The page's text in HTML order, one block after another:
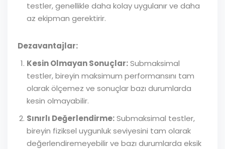
testler, genellikle daha kolay uygulanır ve daha
az ekipman gerektirir.
Dezavantajlar:
Kesin Olmayan Sonuçlar:Submaksimal
testler, bireyin maksimum performansını tam
olarak ölçemez ve sonuçlar bazı durumlarda
kesin olmayabilir.
Sınırlı Değerlendirme:Submaksimal testler,
bireyin fiziksel uygunluk seviyesini tam olarak
değerlendiremeyebilir ve bazı durumlarda eksik